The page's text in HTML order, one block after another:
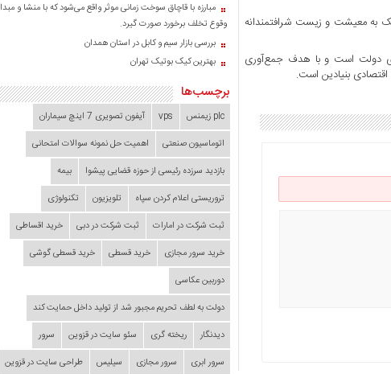
پایین گفت: هدف کمک به معیشت و زیست شرافتمندانه
دولت است و با هدف جمع‌آوری
بنیادین است.
مبارزه با قاچاق سوخت زمانی موثر واقع می‌شود که با منشا و مبدا
وقوع تخلف برخورد صورت گیرد.
بررسی بازار سیم و کابل در استان همدان
بهترین کیک بوتیک تهران
برچسب‌ها
plc زیمنس vps
آیفون تصویری 7 اینچ سیماران
اتوماسیون صنعتی
اهمیت حل نمونه سوالات امتحانی
بازدید سرزده‌ رئیسی از حوزه قضایی ‌پیشوا
بیمه
تروریستی اعلام کردن سپاه
تلویزیون
تکنولوژی
ثبت شرکت در امارات
ثبت شرکت در دبی
خرید اقساطی
خرید سرور مجازی
خرید قسطی
خرید قسطی گوشی
دوربین عکاسی
دولت به لطف تحریم مجبور شد از تولید داخل حمایت کند
دیدنگار
ریخته گری سئو سایت در قزوین
سرور
سرور ابری
سرور مجازی سیلیس
طراحی سایت در قزوین